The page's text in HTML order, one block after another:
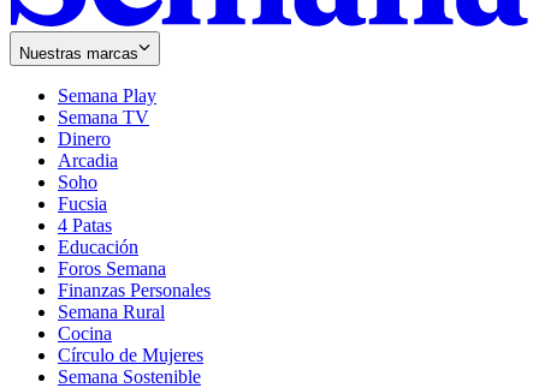
Nuestras marcas
Semana Play
Semana TV
Dinero
Arcadia
Soho
in
new
window
Fucsia
in
new
window
4 Patas
Educación
Foros Semana
Finanzas Personales
Semana Rural
Cocina
Círculo de Mujeres
Semana Sostenible